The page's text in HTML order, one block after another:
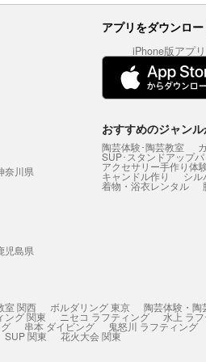
アプリをダウンロー
iPhone版アプリ
奈川県
児島県
おすすめのジャン
陶芸体験･陶芸教室
SUP･スタンドアップ
アクセサリー手作り体
キャンドル作り シル
着物・浴衣レンタル
室 関西 ボルダリング 東京 陶芸体験・陶
ング 関東 ニセコ ラフティング 水上 ラ
串本 ダイビング 鬼怒川 ラフティング
SUP 関東 花火大会 関東